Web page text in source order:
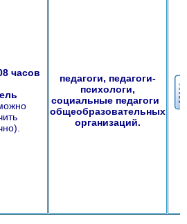
часов
педагоги, педагоги-
психологи,
социальные педагоги
общеобразовательных
организаций.